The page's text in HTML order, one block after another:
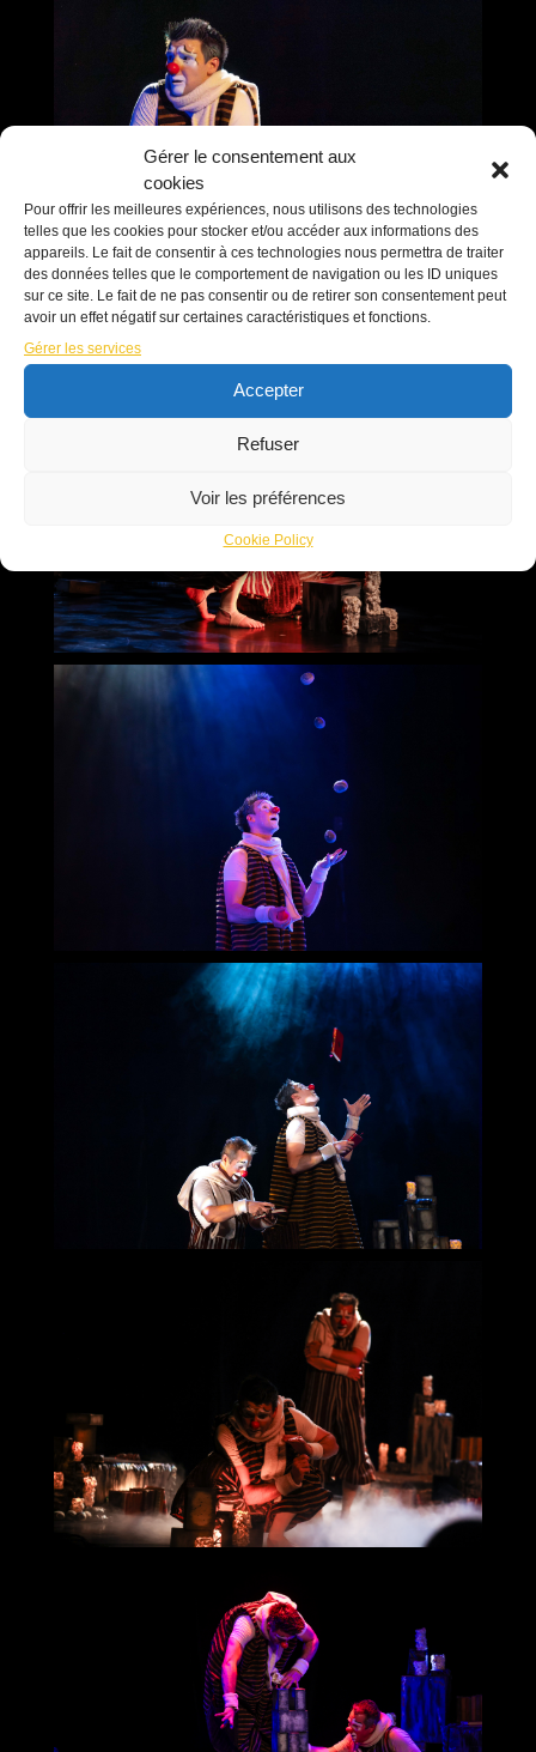
Gérer le consentement aux
cookies
Pour offrir les meilleures expériences, nous utilisons des technologies
telles que les cookies pour stocker et/ou accéder aux informations des
appareils. Le fait de consentir à ces technologies nous permettra de traiter
des données telles que le comportement de navigation ou les ID uniques
sur ce site. Le fait de ne pas consentir ou de retirer son consentement peut
avoir un effet négatif sur certaines caractéristiques et fonctions.
Gérer les services
Accepter
Refuser
Voir les préférences
Cookie Policy